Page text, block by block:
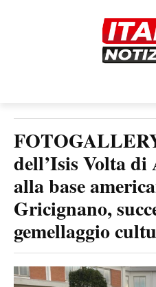
dell’Isis Volta di
alla base
Gricignano,
gemellaggio